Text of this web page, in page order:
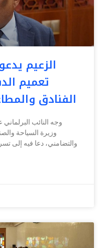
الزعيم
تعميم
الفنادق
وجه النائب البرلماني
وزيرة السياحة
والتضامني، دعا فيه إلى